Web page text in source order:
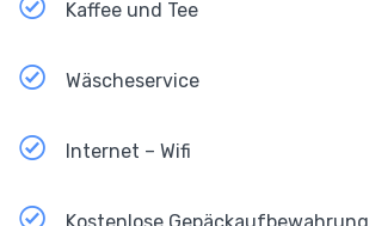
Kaffee und Tee
Wäscheservice
Internet – Wifi